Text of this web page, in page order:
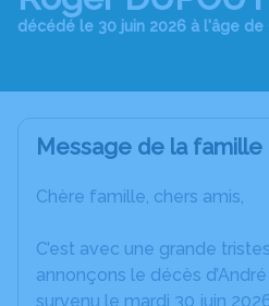
décédé le 30 juin 2026 à l'âge de
Message de la famille
Chère famille, chers amis,
C’est avec une grande
annonçons le décès
survenu le mardi 30 juin